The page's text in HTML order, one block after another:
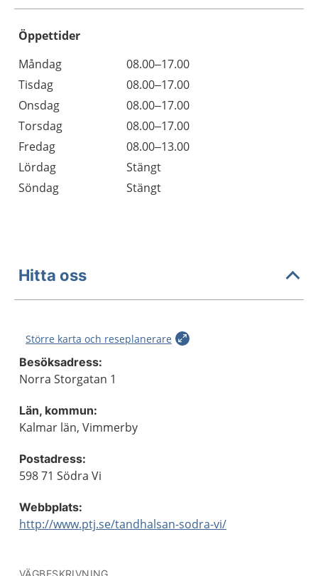
Öppettider
Dag
Öppettider
Kommentarer
Måndag
08.00–17.00
Tisdag
08.00–17.00
Onsdag
08.00–17.00
Torsdag
08.00–17.00
Fredag
08.00–13.00
Lördag
Stängt
Söndag
Stängt
Hitta oss
Större karta och reseplanerare
Besöksadress:
Norra Storgatan 1
Län, kommun:
Kalmar län, Vimmerby
Postadress:
598 71 Södra Vi
Webbplats:
http://www.ptj.se/tandhalsan-sodra-vi/
VÄGBESKRIVNING